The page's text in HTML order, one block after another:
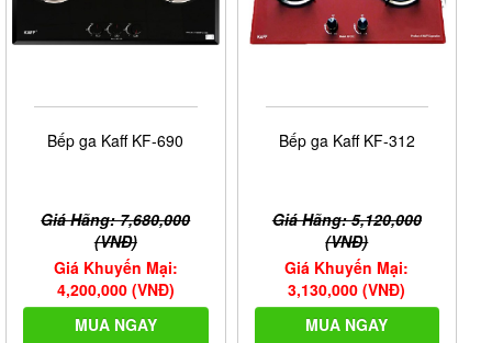
Bếp ga Kaff KF-690
Giá Hãng: 7,680,000
(VNĐ)
Giá Khuyến Mại:
4,200,000 (VNĐ)
MUA NGAY
Bếp ga Kaff KF-312
Giá Hãng: 5,120,000
(VNĐ)
Giá Khuyến Mại:
3,130,000 (VNĐ)
MUA NGAY